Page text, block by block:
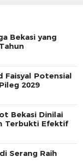
Bekasi yang
Faisyal Potensial
2029
Bekasi Dinilai
Terbukti Efektif
Serang Raih